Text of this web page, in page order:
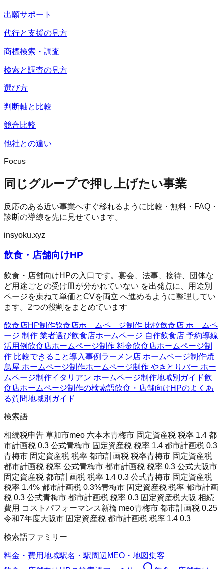
出願サポート
代行と支援の見方
商標検索・調査
検索と調査の見方
選び方
判断軸と比較
競合比較
他社との違い
Focus
同じグループで押し上げたい事業
反応のある近い事業へすぐ移れるように比較・無料・FAQ・
診断の導線を先に見せています。
insyoku.xyz
飲食・店舗向けHP
飲食・店舗向けHPの入口です。宴会、法事、接待、団体な
ど用途ごとの受け皿が分かれていない を出発点に、用途別
ページを束ねて単価とCVを両立 へ進めるように整理してい
ます。2つの役割をまとめています
飲食店HP制作飲食店ホームページ制作 比較飲食店 ホームペ
ージ 制作 業者選び飲食店ホームページ 自作飲食店 予約導線
活用例飲食店ホームページ制作 料金飲食店ホームページ制
作 比較できること導入事例 ラーメン店 ホームページ制作焼
鳥屋 ホームページ制作ホームページ制作 やきとり バー ホー
ムページ制作イタリアン ホームページ制作地域別ガイド飲
食店ホームページ制作の検索語飲食・店舗向けHPのよくあ
る質問地域別ガイド
検索語
相続税申告 草加市meo 六本木青梅市 固定資産税 税率 1.4 都
市計画税 0.3 公式青梅市 固定資産税 税率 1.4 都市計画税 0.3
青梅市 固定資産税 税率 都市計画税 税率青梅市 固定資産税
都市計画税 税率 公式青梅市 都市計画税 税率 0.3 公式大阪市
固定資産税 都市計画税 税率 1.4 0.3 公式青梅市 固定資産税
税率 1.4% 都市計画税 0.3%青梅市 固定資産税 税率 都市計画
税 0.3 公式青梅市 都市計画税 税率 0.3 固定資産税大阪 相続
費用 コストパフォーマンス新橋 meo青梅市 都市計画税 0.25
令和7年度大阪市 固定資産税 都市計画税 税率 1.4 0.3
検索語ファミリー
料金・費用地域駅名・駅周辺 MEO・地図集客